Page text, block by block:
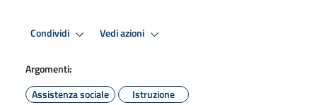
Condividi Vedi azioni
Argomenti:
Assistenza sociale
Istruzione